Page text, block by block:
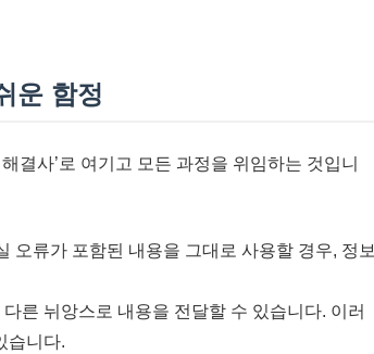
운 함정
결사’로 여기고 모든 과정을 위임하는 것입니
오류가 포함된 내용을 그대로 사용할 경우, 정보
른 뉘앙스로 내용을 전달할 수 있습니다. 이러
습니다.